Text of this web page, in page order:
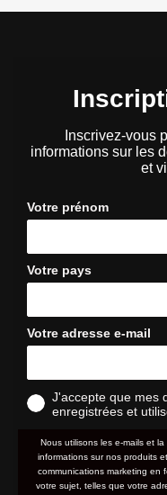
Inscrivez-vous
informations sur les
et
Votre prénom
Votre pays
Votre adresse e-mail
J'accepte que mes
enregistrées et
Nous utilisons les e-mails et
informations sur nos produits
communications marketing en
votre sujet, telles que votre